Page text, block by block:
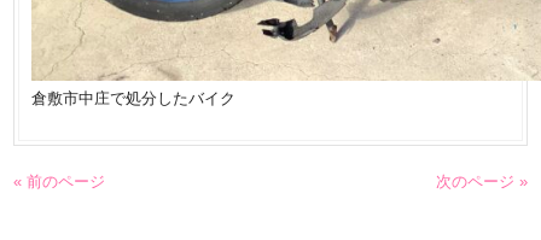
倉敷市中庄で処分したバイク
« 前のページ 次のページ »